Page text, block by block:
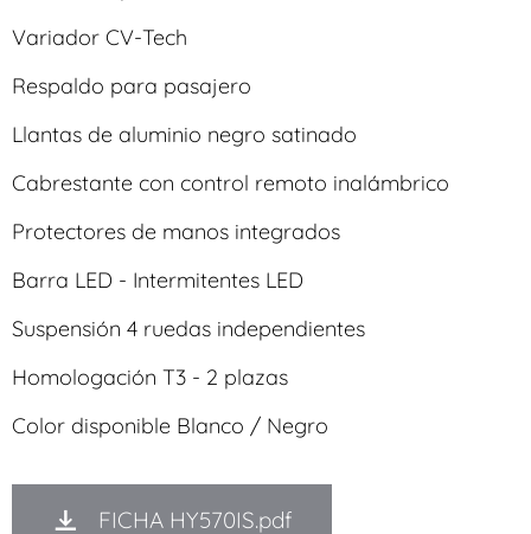
Variador CV-Tech
Respaldo para pasajero
Llantas de aluminio negro satinado
Cabrestante con control remoto inalámbrico
Protectores de manos integrados
Barra LED - Intermitentes LED
Suspensión 4 ruedas independientes
Homologación T3 - 2 plazas
Color disponible Blanco / Negro
FICHA HY570IS.pdf